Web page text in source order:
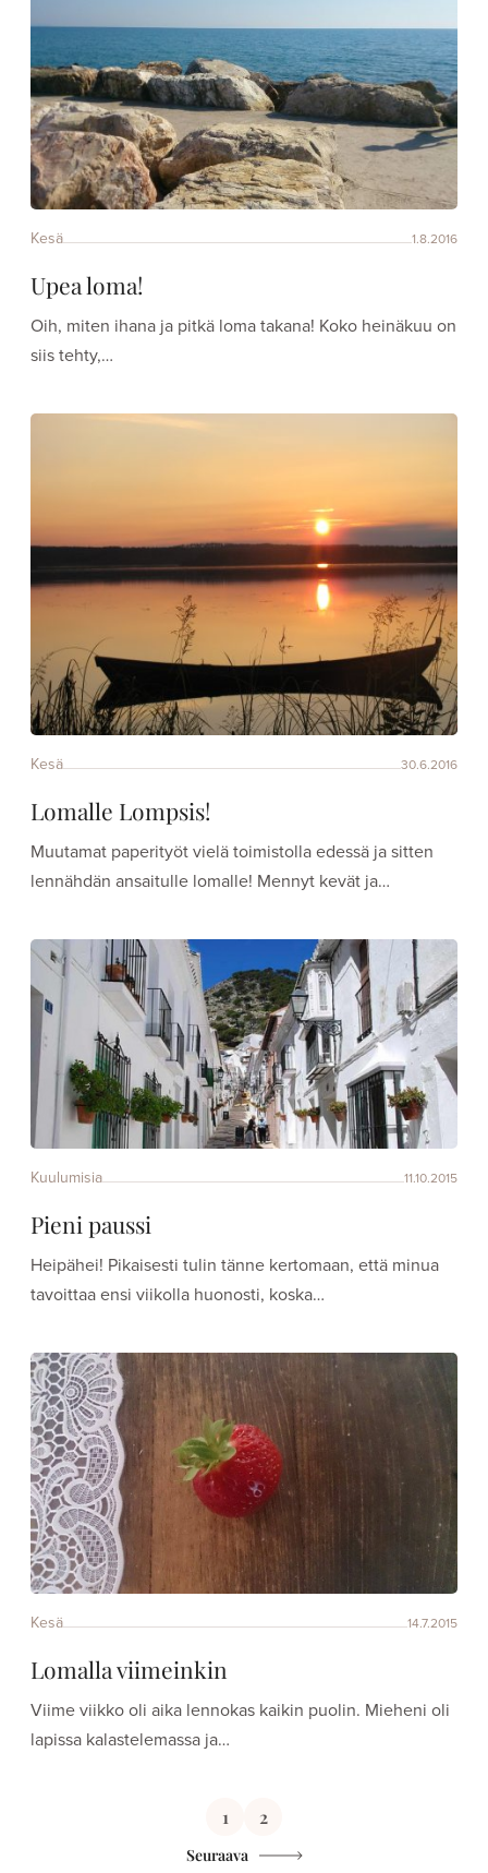
Kesä 1.8.2016
Upea loma!
Oih, miten ihana ja pitkä loma takana! Koko heinäkuu on
siis tehty,…
Kesä 30.6.2016
Lomalle Lompsis!
Muutamat paperityöt vielä toimistolla edessä ja sitten
lennähdän ansaitulle lomalle! Mennyt kevät ja…
Kuulumisia 11.10.2015
Pieni paussi
Heipähei! Pikaisesti tulin tänne kertomaan, että minua
tavoittaa ensi viikolla huonosti, koska…
Kesä 14.7.2015
Lomalla viimeinkin
Viime viikko oli aika lennokas kaikin puolin. Mieheni oli
lapissa kalastelemassa ja…
1 2
Seuraava